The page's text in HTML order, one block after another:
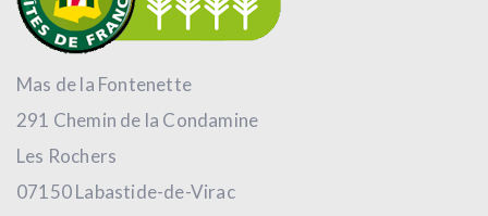
Mas de la Fontenette
291 Chemin de la Condamine
Les Rochers
07150 Labastide-de-Virac